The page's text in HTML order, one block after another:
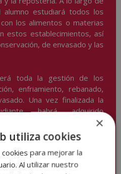
estudiará todos los
los alimentos o materias
estos establecimientos, así
de envasado y las
toda la gestión de los
enfriamiento, rebanado,
Una vez finalizada la
habrá adquirido
de venta, prevención de
y atención al cliente que le
profesional y eficaz
y aumentar las ventas.
×
utiliza cookies
para mejorar la
Al utilizar nuestro